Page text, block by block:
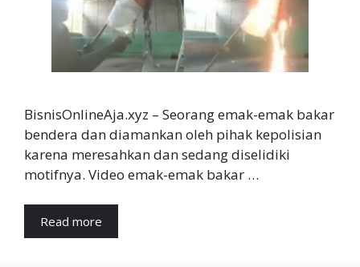
BisnisOnlineAja.xyz – Seorang emak-emak bakar
bendera dan diamankan oleh pihak kepolisian
karena meresahkan dan sedang diselidiki
motifnya. Video emak-emak bakar …
Read more